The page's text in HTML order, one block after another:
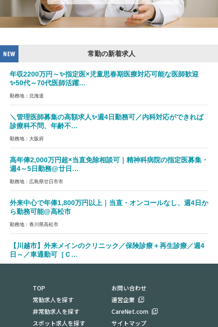
常勤の新着求人
年収2200万円～✨指定医×児童思春期医療対応可能な医師歓迎
✨50代～70代医師活躍…
勤務地：北海道
＼管理医師募集の高額求人✨週4日勤務可／内科対応ができれば
診療科不問、年齢不…
勤務地：大阪府
高年俸2,000万円超×当直免除相談可｜精神科病院の指定医募集・
週4～5日勤務@廿日…
勤務地：広島県廿日市市
外来中心で年俸1,800万円以上｜当直・オンコールなし、週4日か
ら勤務可能@高松市
勤務地：香川県高松市
【川越市】外来メインのクリニック／保険診療＋再生診療／週4
日～／車通勤可［Ｃ…
TOP
常勤求人を探す
非常勤求人を探す
スポット求人を探す
お問い合わせ
運営企業
CareNet.com
サイトマップ